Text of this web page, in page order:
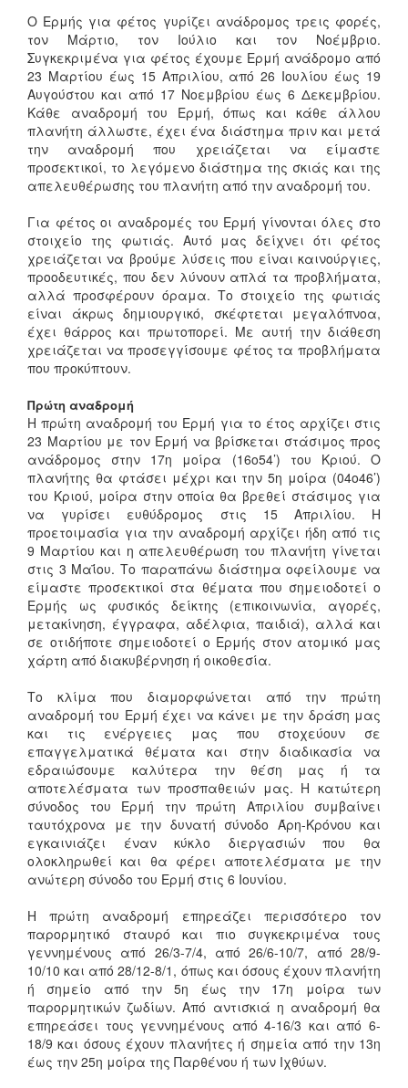
Ο Ερμής για φέτος γυρίζει ανάδρομος τρεις φορές,
τον Μάρτιο, τον Ιούλιο και τον Νοέμβριο.
Συγκεκριμένα για φέτος έχουμε Ερμή ανάδρομο από
23 Μαρτίου έως 15 Απριλίου, από 26 Ιουλίου έως 19
Αυγούστου και από 17 Νοεμβρίου έως 6 Δεκεμβρίου.
Κάθε αναδρομή του Ερμή, όπως και κάθε άλλου
πλανήτη άλλωστε, έχει ένα διάστημα πριν και μετά
την αναδρομή που χρειάζεται να είμαστε
προσεκτικοί, το λεγόμενο διάστημα της σκιάς και της
απελευθέρωσης του πλανήτη από την αναδρομή του.
Για φέτος οι αναδρομές του Ερμή γίνονται όλες στο
στοιχείο της φωτιάς. Αυτό μας δείχνει ότι φέτος
χρειάζεται να βρούμε λύσεις που είναι καινούργιες,
προοδευτικές, που δεν λύνουν απλά τα προβλήματα,
αλλά προσφέρουν όραμα. Το στοιχείο της φωτιάς
είναι άκρως δημιουργικό, σκέφτεται μεγαλόπνοα,
έχει θάρρος και πρωτοπορεί. Με αυτή την διάθεση
χρειάζεται να προσεγγίσουμε φέτος τα προβλήματα
που προκύπτουν.
Πρώτη αναδρομή
Η πρώτη αναδρομή του Ερμή για το έτος αρχίζει στις
23 Μαρτίου με τον Ερμή να βρίσκεται στάσιμος προς
ανάδρομος στην 17η μοίρα (16ο54’) του Κριού. Ο
πλανήτης θα φτάσει μέχρι και την 5η μοίρα (04ο46’)
του Κριού, μοίρα στην οποία θα βρεθεί στάσιμος για
να γυρίσει ευθύδρομος στις 15 Απριλίου. Η
προετοιμασία για την αναδρομή αρχίζει ήδη από τις
9 Μαρτίου και η απελευθέρωση του πλανήτη γίνεται
στις 3 Μαΐου. Το παραπάνω διάστημα οφείλουμε να
είμαστε προσεκτικοί στα θέματα που σημειοδοτεί ο
Ερμής ως φυσικός δείκτης (επικοινωνία, αγορές,
μετακίνηση, έγγραφα, αδέλφια, παιδιά), αλλά και
σε οτιδήποτε σημειοδοτεί ο Ερμής στον ατομικό μας
χάρτη από διακυβέρνηση ή οικοθεσία.
Το κλίμα που διαμορφώνεται από την πρώτη
αναδρομή του Ερμή έχει να κάνει με την δράση μας
και τις ενέργειες μας που στοχεύουν σε
επαγγελματικά θέματα και στην διαδικασία να
εδραιώσουμε καλύτερα την θέση μας ή τα
αποτελέσματα των προσπαθειών μας. Η κατώτερη
σύνοδος του Ερμή την πρώτη Απριλίου συμβαίνει
ταυτόχρονα με την δυνατή σύνοδο Άρη-Κρόνου και
εγκαινιάζει έναν κύκλο διεργασιών που θα
ολοκληρωθεί και θα φέρει αποτελέσματα με την
ανώτερη σύνοδο του Ερμή στις 6 Ιουνίου.
Η πρώτη αναδρομή επηρεάζει περισσότερο τον
παρορμητικό σταυρό και πιο συγκεκριμένα τους
γεννημένους από 26/3-7/4, από 26/6-10/7, από 28/9-
10/10 και από 28/12-8/1, όπως και όσους έχουν πλανήτη
ή σημείο από την 5η έως την 17η μοίρα των
παρορμητικών ζωδίων. Από αντισκιά η αναδρομή θα
επηρεάσει τους γεννημένους από 4-16/3 και από 6-
18/9 και όσους έχουν πλανήτες ή σημεία από την 13η
έως την 25η μοίρα της Παρθένου ή των Ιχθύων.